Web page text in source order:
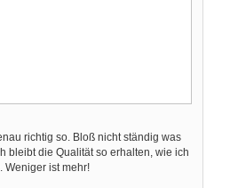
richtig so. Bloß nicht ständig was
bleibt die Qualität so erhalten, wie ich
Weniger ist mehr!